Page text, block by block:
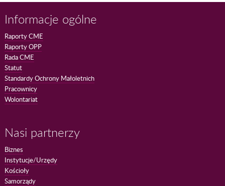
Informacje ogólne
Raporty CME
Raporty OPP
Rada CME
Statut
Standardy Ochrony Małoletnich
Pracownicy
Wolontariat
Nasi partnerzy
Biznes
Instytucje/Urzędy
Kościoły
Samorządy